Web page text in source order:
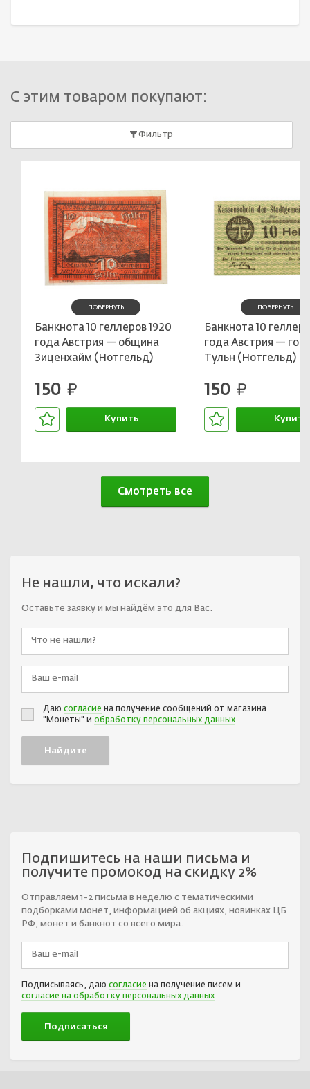
С этим товаром покупают:
Фильтр
ПОВЕРНУТЬ
Банкнота 10 геллеров 1920
года Австрия — община
Зиценхайм (Нотгельд)
150 руб.
Купить
ПОВЕРНУТЬ
Банкнота 10
года Австрия —
Тульн (Нотгельд)
150 руб.
Купить
Смотреть все
Не нашли, что искали?
Оставьте заявку и мы найдём это для Вас.
Даю согласие на получение сообщений от магазина
"Монеты" и обработку персональных данных
Подпишитесь на наши письма и
получите промокод на скидку 2%
Отправляем 1-2 письма в неделю с тематическими
подборками монет, информацией об акциях, новинках ЦБ
РФ, монет и банкнот со всего мира.
Подписываясь, даю согласие на получение писем и
согласие на обработку персональных данных